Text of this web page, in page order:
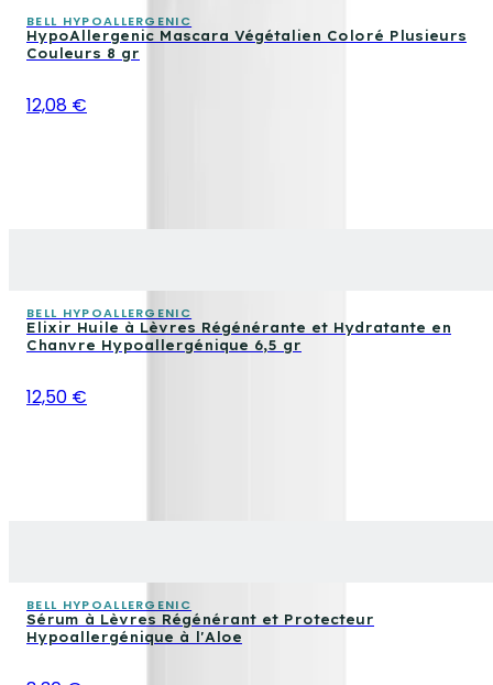
BELL HYPOALLERGENIC
HypoAllergenic Mascara Végétalien Coloré Plusieurs
Couleurs 8 gr
12,08 €
BELL HYPOALLERGENIC
Elixir Huile à Lèvres Régénérante et Hydratante en
Chanvre Hypoallergénique 6,5 gr
12,50 €
BELL HYPOALLERGENIC
Sérum à Lèvres Régénérant et Protecteur
Hypoallergénique à l'Aloe